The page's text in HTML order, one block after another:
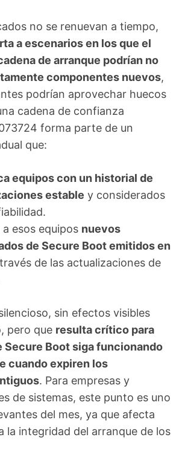
no se renuevan a tiempo,
a escenarios en los que el
de arranque podrían no
componentes nuevos,
podrían aprovechar huecos
cadena de confianza
forma parte de un
que:
equipos con un historial de
estable y considerados
esos equipos nuevos
de Secure Boot emitidos en
de las actualizaciones de
sin efectos visibles
pero que resulta crítico para
Secure Boot siga funcionando
cuando expiren los
. Para empresas y
de sistemas, este punto es uno
del mes, ya que afecta
la integridad del arranque de los